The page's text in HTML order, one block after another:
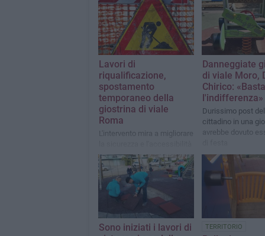
Lavori di
riqualificazione,
spostamento
temporaneo della
giostrina di viale
Roma
L'intervento mira a migliorare
della villetta
Danneggiate
di viale Moro,
Chirico:
l'indifferenza»
Durissimo post
cittadino in una
avrebbe dovuto
Sono iniziati i lavori di
TERRITORIO